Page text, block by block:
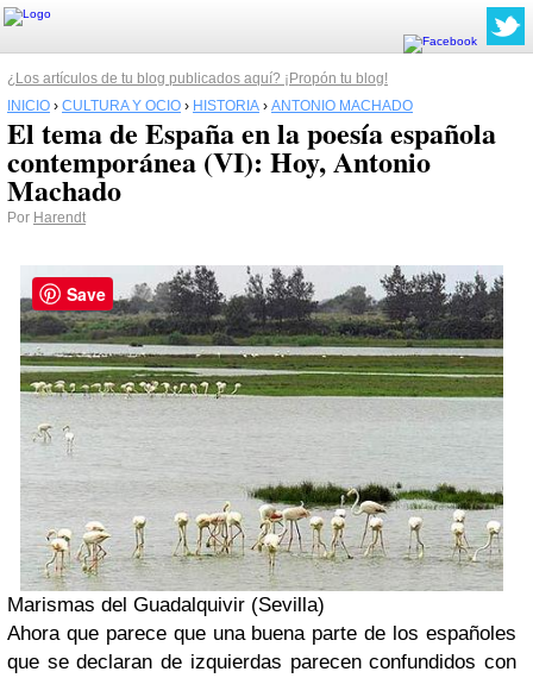
¿Los artículos de tu blog publicados aquí? ¡Propón tu blog!
INICIO › CULTURA Y OCIO › HISTORIA › ANTONIO MACHADO
El tema de España en la poesía española
contemporánea (VI): Hoy, Antonio
Machado
Por Harendt
Marismas del Guadalquivir (Sevilla)
Ahora que parece que una buena parte de los españoles
que se declaran de izquierdas parecen confundidos con
Save